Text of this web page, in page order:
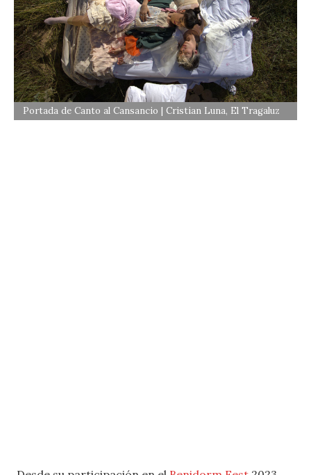
Portada de Canto al Cansancio | Cristian Luna, El Tragaluz